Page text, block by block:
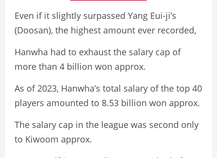
Even if it slightly surpassed Yang Eui-ji’s
(Doosan), the highest amount ever recorded,
Hanwha had to exhaust the salary cap of
more than 4 billion won approx.
As of 2023, Hanwha’s total salary of the top 40
players amounted to 8.53 billion won approx.
The salary cap in the league was second only
to Kiwoom approx.